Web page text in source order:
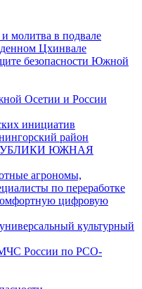
молитва в подвале
Цхинвале
безопасности Южной
Осетии и России
инициатив
район
ЮЖНАЯ
агрономы,
по переработке
цифровую
культурный
МЧС России по РСО-